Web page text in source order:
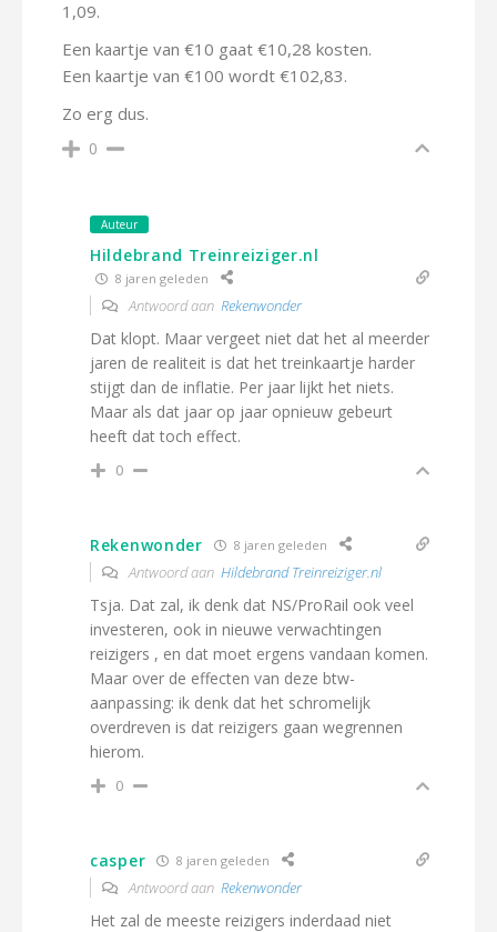
1,09.
Een kaartje van €10 gaat €10,28 kosten.
Een kaartje van €100 wordt €102,83.
Zo erg dus.
0
Auteur
Hildebrand Treinreiziger.nl
8 jaren geleden
Antwoord aan Rekenwonder
Dat klopt. Maar vergeet niet dat het al meerder
jaren de realiteit is dat het treinkaartje harder
stijgt dan de inflatie. Per jaar lijkt het niets.
Maar als dat jaar op jaar opnieuw gebeurt
heeft dat toch effect.
0
Rekenwonder 8 jaren geleden
Antwoord aan Hildebrand Treinreiziger.nl
Tsja. Dat zal, ik denk dat NS/ProRail ook veel
investeren, ook in nieuwe verwachtingen
reizigers , en dat moet ergens vandaan komen.
Maar over de effecten van deze btw-
aanpassing: ik denk dat het schromelijk
overdreven is dat reizigers gaan wegrennen
hierom.
0
casper 8 jaren geleden
Antwoord aan Rekenwonder
Het zal de meeste reizigers inderdaad niet